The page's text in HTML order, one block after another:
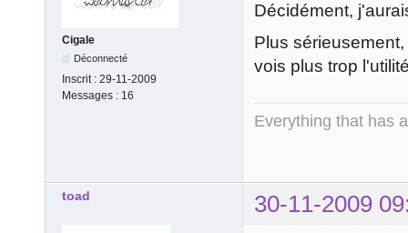
Cigale
Déconnecté
Inscrit : 29-11-2009
Messages : 16
Décidément,
Plus
vois plus trop
Everything that has
toad 30-11-2009